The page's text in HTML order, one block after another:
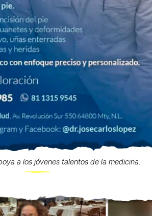
a los jóvenes talentos de la medicina.